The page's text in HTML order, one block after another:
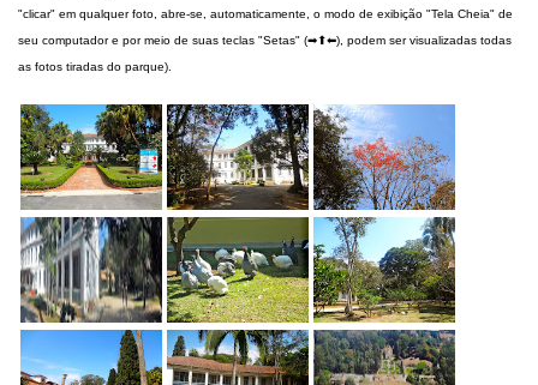
"clicar" em qualquer foto, abre-se, automaticamente, o modo de exibição "Tela Cheia" de
seu computador e por meio de suas teclas "Setas" (➡⬆⬅), podem ser visualizadas todas
as fotos tiradas do parque).